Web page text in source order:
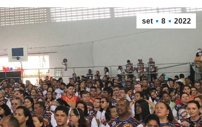
set 8 2022